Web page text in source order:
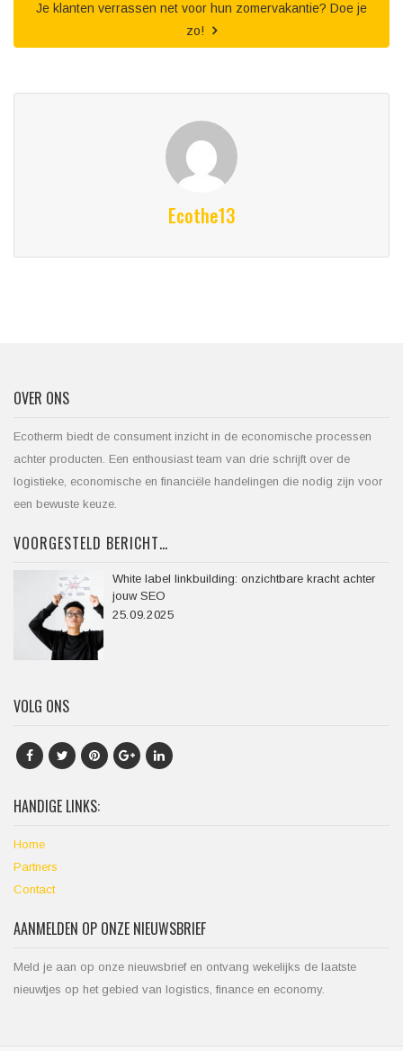
Je klanten verrassen net voor hun zomervakantie? Doe je
zo!
Ecothe13
OVER ONS
Ecotherm biedt de consument inzicht in de economische processen
achter producten. Een enthousiast team van drie schrijft over de
logistieke, economische en financiële handelingen die nodig zijn voor
een bewuste keuze.
VOORGESTELD BERICHT…
White label linkbuilding: onzichtbare kracht achter
jouw SEO
25.09.2025
VOLG ONS
HANDIGE LINKS:
Home
Partners
Contact
AANMELDEN OP ONZE NIEUWSBRIEF
Meld je aan op onze nieuwsbrief en ontvang wekelijks de laatste
nieuwtjes op het gebied van logistics, finance en economy.